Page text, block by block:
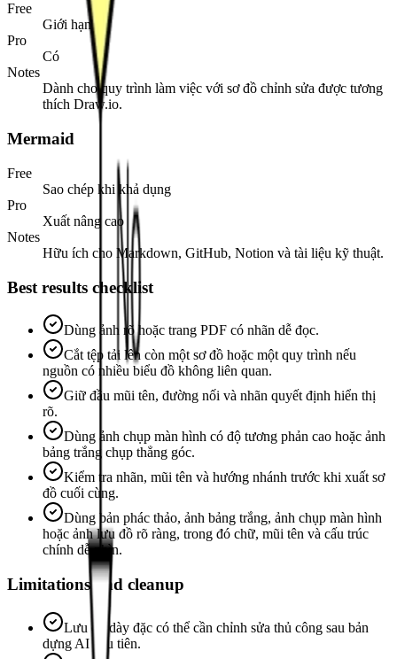
Free
Giới hạn
Pro
Có
Notes
Dành cho quy trình làm việc với sơ đồ chỉnh sửa được tương
thích Draw.io.
Mermaid
Free
Sao chép khi khả dụng
Pro
Xuất nâng cao
Notes
Hữu ích cho Markdown, GitHub, Notion và tài liệu kỹ thuật.
Best results checklist
Dùng ảnh rõ hoặc trang PDF có nhãn dễ đọc.
Cắt tệp tải lên còn một sơ đồ hoặc một quy trình nếu
nguồn có nhiều biểu đồ không liên quan.
Giữ đầu mũi tên, đường nối và nhãn quyết định hiển thị
rõ.
Dùng ảnh chụp màn hình có độ tương phản cao hoặc ảnh
bảng trắng chụp thẳng góc.
Kiểm tra nhãn, mũi tên và hướng nhánh trước khi xuất sơ
đồ cuối cùng.
Dùng bản phác thảo, ảnh bảng trắng, ảnh chụp màn hình
hoặc ảnh lưu đồ rõ ràng, trong đó chữ, mũi tên và cấu trúc
chính dễ nhìn.
Limitations and cleanup
Lưu đồ dày đặc có thể cần chỉnh sửa thủ công sau bản
dựng AI đầu tiên.